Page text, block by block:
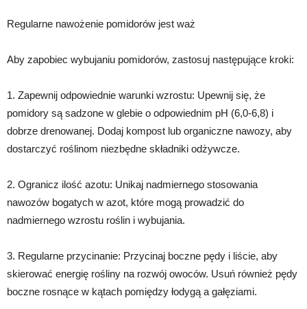
Regularne nawożenie pomidorów jest waż
Aby zapobiec wybujaniu pomidorów, zastosuj następujące kroki:
1. Zapewnij odpowiednie warunki wzrostu: Upewnij się, że
pomidory są sadzone w glebie o odpowiednim pH (6,0-6,8) i
dobrze drenowanej. Dodaj kompost lub organiczne nawozy, aby
dostarczyć roślinom niezbędne składniki odżywcze.
2. Ogranicz ilość azotu: Unikaj nadmiernego stosowania
nawozów bogatych w azot, które mogą prowadzić do
nadmiernego wzrostu roślin i wybujania.
3. Regularne przycinanie: Przycinaj boczne pędy i liście, aby
skierować energię rośliny na rozwój owoców. Usuń również pędy
boczne rosnące w kątach pomiędzy łodygą a gałęziami.